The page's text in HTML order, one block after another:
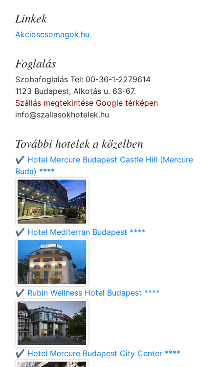
Linkek
Akcioscsomagok.hu
Foglalás
Szobafoglalás Tel: 00-36-1-2279614
1123 Budapest, Alkotás u. 63-67.
Szállás megtekintése Google térképen
info@szallasokhotelek.hu
További hotelek a közelben
✔️ Hotel Mercure Budapest Castle Hill (Mercure
Buda) ****
✔️ Hotel Mediterran Budapest ****
✔️ Rubin Wellness Hotel Budapest ****
✔️ Hotel Mercure Budapest City Center ****